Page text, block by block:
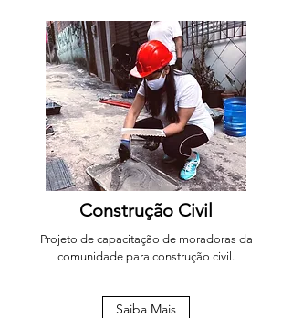
Construção Civil
Projeto de capacitação de moradoras da
comunidade para construção civil.
Saiba Mais